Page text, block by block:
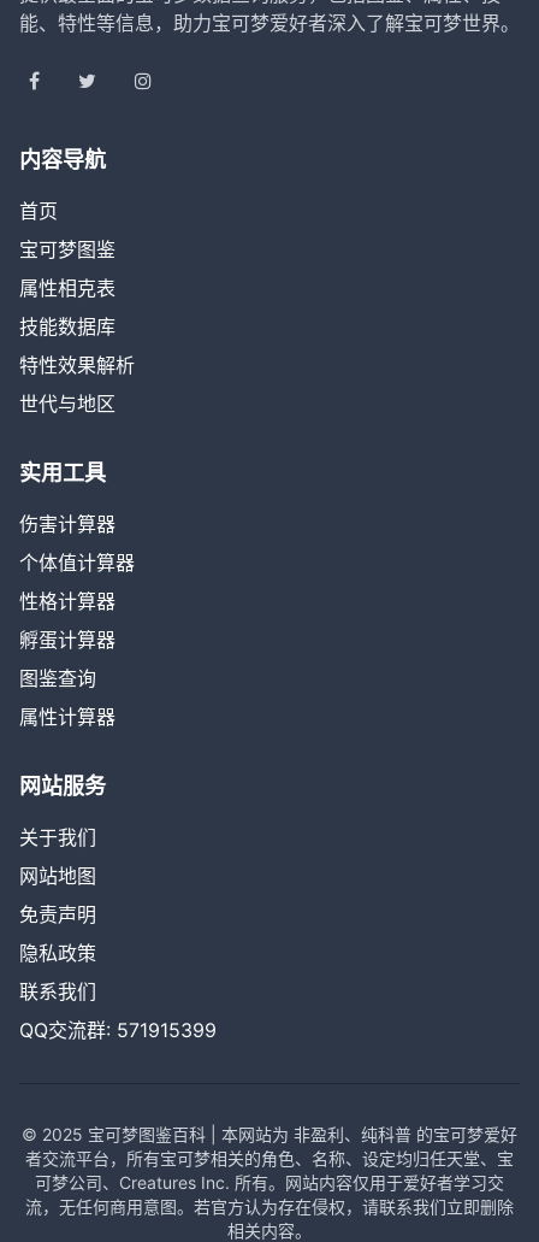
能、特性等信息，助力宝可梦爱好者深入了解宝可梦世界。
内容导航
首页
宝可梦图鉴
属性相克表
技能数据库
特性效果解析
世代与地区
实用工具
伤害计算器
个体值计算器
性格计算器
孵蛋计算器
图鉴查询
属性计算器
网站服务
关于我们
网站地图
免责声明
隐私政策
联系我们
QQ交流群: 571915399
© 2025 宝可梦图鉴百科 | 本网站为 非盈利、纯科普 的宝可梦爱好
者交流平台，所有宝可梦相关的角色、名称、设定均归任天堂、宝
可梦公司、Creatures Inc. 所有。网站内容仅用于爱好者学习交
流，无任何商用意图。若官方认为存在侵权，请联系我们立即删除
相关内容。